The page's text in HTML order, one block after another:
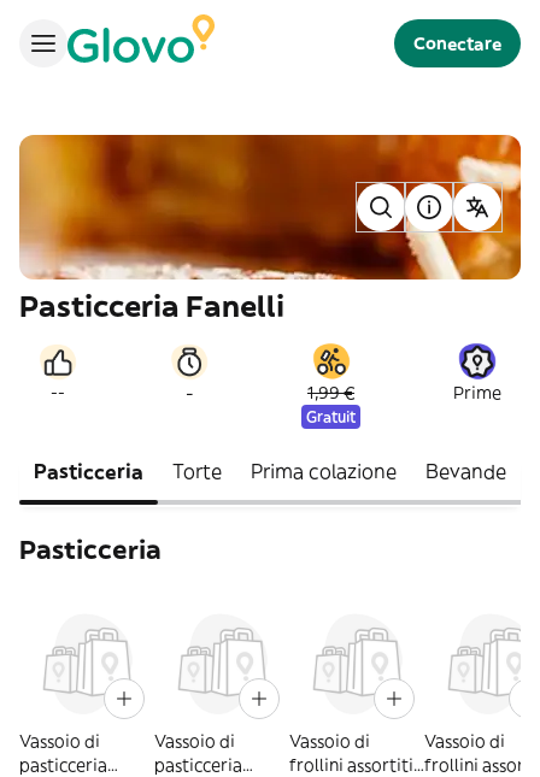
Conectare
Pasticceria Fanelli
-- - 1,99 €
Gratuit
Prime
Pasticceria Torte Prima colazione Bevande
Pasticceria
Vassoio di
pasticceria
Vassoio di
pasticceria
Vassoio di
frollini assortiti
Vassoio di
frollini